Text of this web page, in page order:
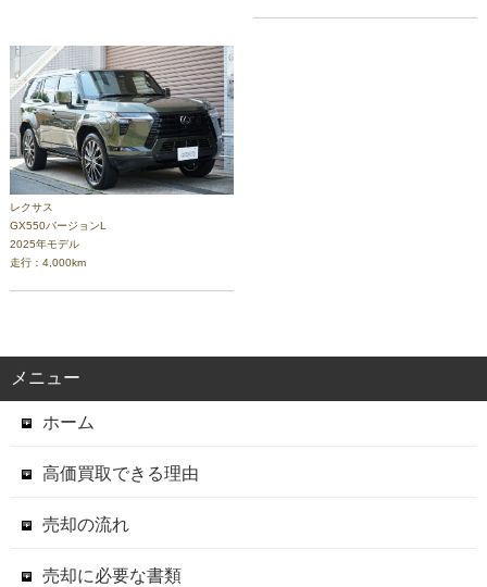
レクサス
GX550バージョンL
2025年モデル
走行：4,000km
メニュー
ホーム
高価買取できる理由
売却の流れ
売却に必要な書類